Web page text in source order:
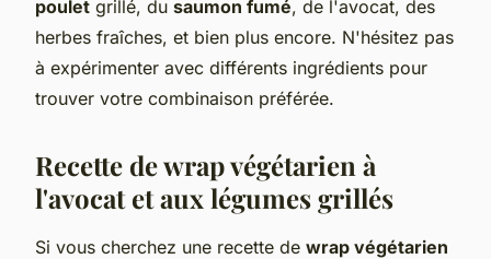
poulet grillé, du saumon fumé, de l'avocat, des
herbes fraîches, et bien plus encore. N'hésitez pas
à expérimenter avec différents ingrédients pour
trouver votre combinaison préférée.
Recette de wrap végétarien à
l'avocat et aux légumes grillés
Si vous cherchez une recette de wrap végétarien